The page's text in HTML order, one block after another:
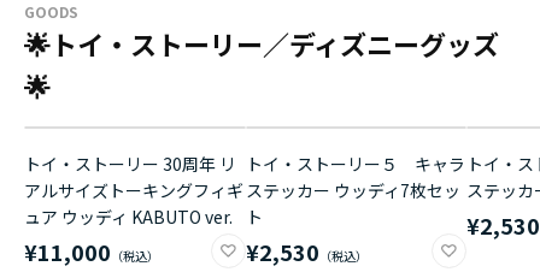
GOODS
🌟トイ・ストーリー／ディズニーグッズ
🌟
トイ・ストーリー 30周年 リ
アルサイズトーキングフィギ
ュア ウッディ KABUTO ver.
¥11,000
トイ・ストーリー５ キャラ
ステッカー ウッディ7枚セッ
ト
¥2,530
トイ・
ステッカ
¥2,530